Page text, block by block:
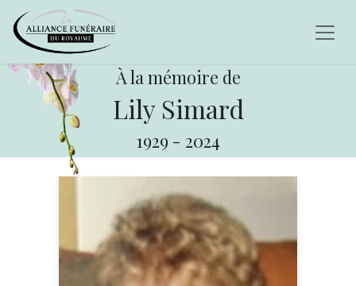
À la mémoire de
Lily Simard
1929 - 2024